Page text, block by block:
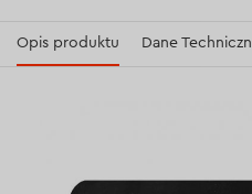
Opis produktu Dane